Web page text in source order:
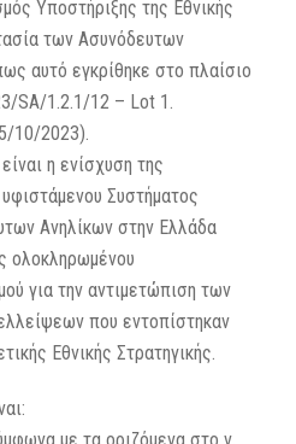
Υποστήριξης της Εθνικής
των Ασυνόδευτων
αυτό εγκρίθηκε στο πλαίσιο
SA/1.2.1/12 – Lot 1.
10/2023).
η ενίσχυση της
Συστήματος
Ανηλίκων στην Ελλάδα
ολοκληρωμένου
για την αντιμετώπιση των
που εντοπίστηκαν
Εθνικής Στρατηγικής.